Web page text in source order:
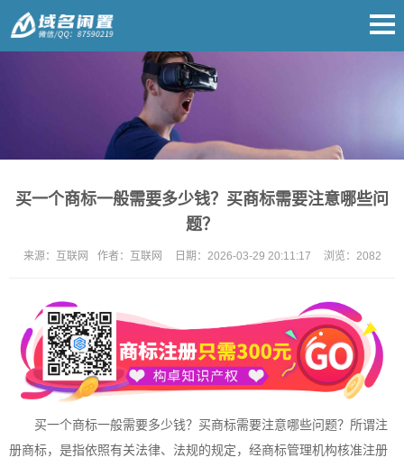
买一个商标一般需要多少钱？买商标需要注意哪些问
题？
来源： 互联网 作者： 互联网 日期： 2026-03-29 20:11:17 浏览： 2082
买一个商标一般需要多少钱？买商标需要注意哪些问题？所谓注
册商标，是指依照有关法律、法规的规定，经商标管理机构核准注册